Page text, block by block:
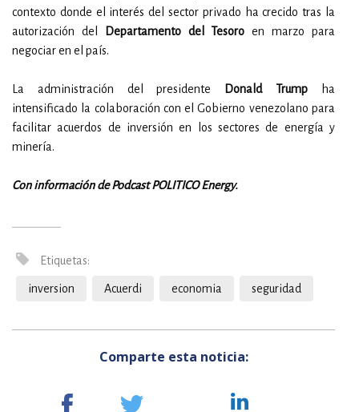
contexto donde el interés del sector privado ha crecido tras la
autorización del
Departamento del Tesoro en marzo para
negociar en el país.
La administración del presidente Donald Trump ha
intensificado la colaboración con el Gobierno venezolano para
facilitar acuerdos de inversión en los sectores de energía y
minería.
Con información de Podcast POLITICO Energy.
Etiquetas:
inversion Acuerdi economia seguridad
Comparte esta noticia: